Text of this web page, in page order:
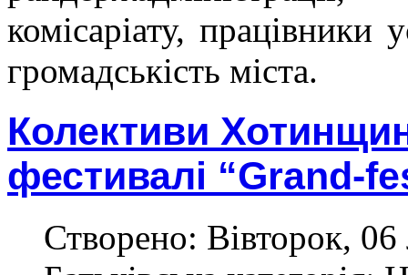
комісаріату, працівники
громадськість міста.
Колективи
фестивалі “Grand-
Створено: Вівторок,